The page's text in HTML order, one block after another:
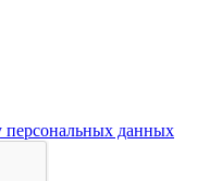
персональных данных